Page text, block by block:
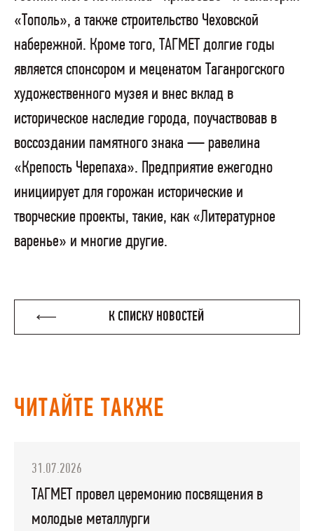
«Тополь», а также строительство Чеховской
набережной. Кроме того, ТАГМЕТ долгие годы
является спонсором и меценатом Таганрогского
художественного музея и внес вклад в
историческое наследие города, поучаствовав в
воссоздании памятного знака — равелина
«Крепость Черепаха». Предприятие ежегодно
инициирует для горожан исторические и
творческие проекты, такие, как «Литературное
варенье» и многие другие.
К СПИСКУ НОВОСТЕЙ
ЧИТАЙТЕ ТАКЖЕ
31.07.2026
ТАГМЕТ провел церемонию посвящения в
молодые металлурги